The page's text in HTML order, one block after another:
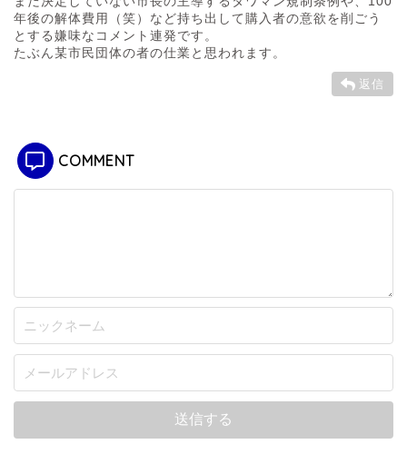
年後の解体費用（笑）など持ち出して購入者の意欲を削ごう
とする嫌味なコメント連発です。
たぶん某市民団体の者の仕業と思われます。
返信
COMMENT